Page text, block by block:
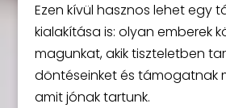
Ezen kívül hasznos lehet egy
kialakítása is: olyan emberek
magunkat, akik tiszteletben
döntéseinket és támogatnak
amit jónak tartunk.